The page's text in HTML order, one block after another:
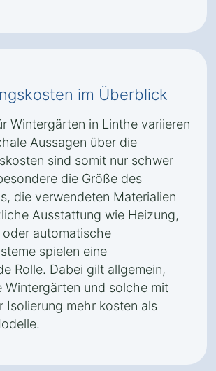
im Überblick
Wintergärten in Linthe variieren
Aussagen über die
sind somit nur schwer
die Größe des
die verwendeten Materialien
Ausstattung wie Heizung,
automatische
spielen eine
Rolle. Dabei gilt allgemein,
Wintergärten und solche mit
Isolierung mehr kosten als